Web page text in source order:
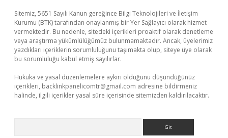
Sitemiz, 5651 Sayılı Kanun gereğince Bilgi Teknolojileri ve İletişim
Kurumu (BTK) tarafından onaylanmış bir Yer Sağlayıcı olarak hizmet
vermektedir. Bu nedenle, sitedeki içerikleri proaktif olarak denetleme
veya araştırma yükümlülüğümüz bulunmamaktadır. Ancak, üyelerimiz
yazdıkları içeriklerin sorumluluğunu taşımakta olup, siteye üye olarak
bu sorumluluğu kabul etmiş sayılırlar.
Hukuka ve yasal düzenlemelere aykırı olduğunu düşündüğünüz
içerikleri, backlinkpanelicomtr@gmail.com adresine bildirmeniz
halinde, ilgili içerikler yasal süre içerisinde sitemizden kaldırılacaktır.